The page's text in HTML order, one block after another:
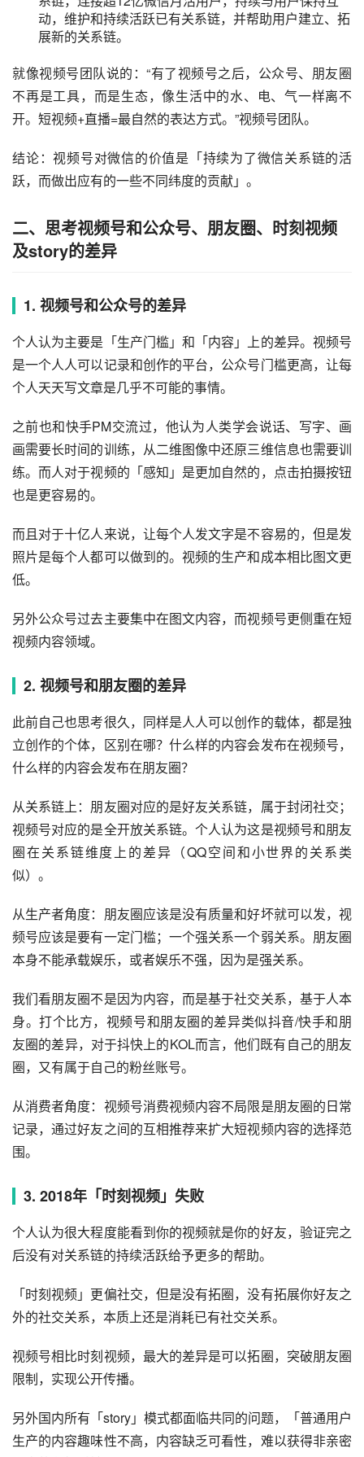
对消费者的价值：基于社交关系链，相比过去千人千面
的算法推荐，基于微信社交关系链推荐分发方式，通过
来的是一种新的「消费体验」；
视频号对微信的价值：大量的用户基础，强大的社交关
系链，连接超12亿微信月活用户，持续与用户保持互
动，维护和持续活跃已有关系链，并帮助用户建立、拓
展新的关系链。
就像视频号团队说的：“有了视频号之后，公众号、朋友圈
开。短视频+直播=最自然的表达方式。”视频号团队。
跃，而做出应有的一些不同纬度的贡献」。
二、思考视频号和公众号、朋友圈、时刻视频
及story的差异
1. 视频号和公众号的差异
个人认为主要是「生产门槛」和「内容」上的差异。视频号
是一个人人可以记录和创作的平台，公众号门槛更高，让每
个人天天写文章是几乎不可能的事情。
之前也和快手PM交流过，他认为人类学会说话、写字、画
画需要长时间的训练，从二维图像中还原三维信息也需要训
练。而人对于视频的「感知」是更加自然的，点击拍摄按钮
也是更容易的。
而且对于十亿人来说，让每个人发文字是不容易的，但是发
低。
另外公众号过去主要集中在图文内容，而视频号更侧重在短
视频内容领域。
2. 视频号和朋友圈的差异
此前自己也思考很久，同样是人人可以创作的载体，都是独
立创作的个体，区别在哪？什么样的内容会发布在视频号，
什么样的内容会发布在朋友圈？
从关系链上：朋友圈对应的是好友关系链，属于封闭社交；
视频号对应的是全开放关系链。个人认为这是视频号和朋友
圈在关系链维度上的差异（QQ空间和小世界的关系类
似）。
从生产者角度：朋友圈应该是没有质量和好坏就可以发，视
频号应该是要有一定门槛；一个强关系一个弱关系。朋友圈
本身不能承载娱乐，或者娱乐不强，因为是强关系。
我们看朋友圈不是因为内容，而是基于社交关系，基于人本
身。打个比方，视频号和朋友圈的差异类似抖音/快手和朋
友圈的差异，对于抖快上的KOL而言，他们既有自己的朋友
记录，通过好友之间的互相推荐来扩大短视频内容的选择范
围。
3. 2018年「时刻视频」失败
个人认为很大程度能看到你的视频就是你的好友，验证完之
后没有对关系链的持续活跃给予更多的帮助。
「时刻视频」更偏社交，但是没有拓圈，没有拓展你好友之
外的社交关系，本质上还是消耗已有社交关系。